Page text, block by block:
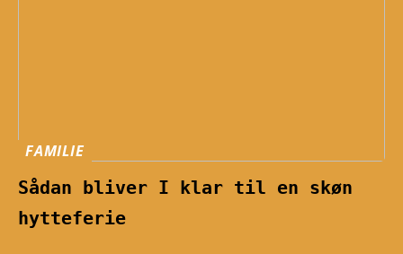
FAMILIE
Sådan bliver I klar til en skøn
hytteferie